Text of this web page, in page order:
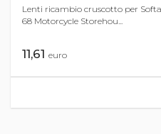
Lenti ricambio cruscotto per
68 Motorcycle Storehou...
11,61 euro